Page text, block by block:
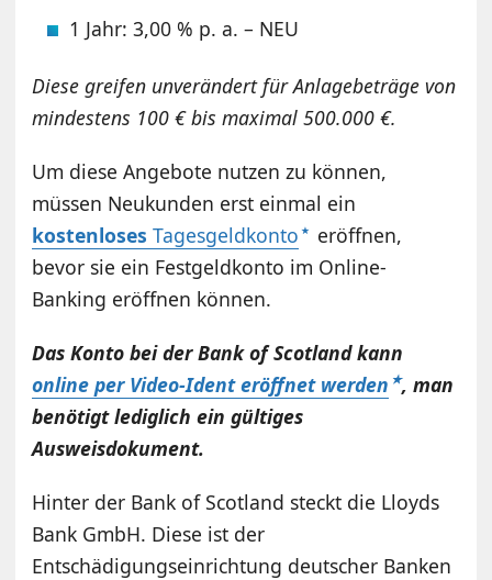
1 Jahr: 3,00 % p. a. – NEU
Diese greifen unverändert für Anlagebeträge von
mindestens 100 € bis maximal 500.000 €.
Um diese Angebote nutzen zu können,
müssen Neukunden erst einmal ein
kostenloses Tagesgeldkonto
eröffnen,
bevor sie ein Festgeldkonto im Online-
Banking eröffnen können.
Das Konto bei der Bank of Scotland kann
online per Video-Ident eröffnet werden , man
benötigt lediglich ein gültiges
Ausweisdokument.
Hinter der Bank of Scotland steckt die Lloyds
Bank GmbH. Diese ist der
Entschädigungseinrichtung deutscher Banken